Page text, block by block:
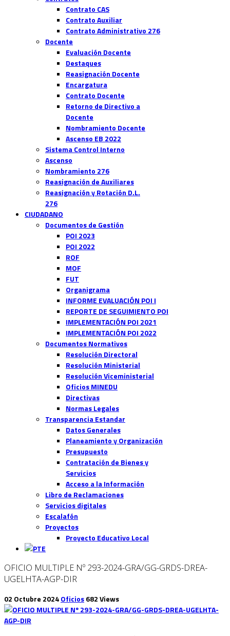
Contrato CAS
Contrato Auxiliar
Contrato Administrativo 276
Docente
Evaluación Docente
Destaques
Reasignación Docente
Encargatura
Contrato Docente
Retorno de Directivo a
Docente
Nombramiento Docente
Ascenso EB 2022
Sistema Control Interno
Ascenso
Nombramiento 276
Reasignación de Auxiliares
Reasignación y Rotación D.L.
276
CIUDADANO
Documentos de Gestión
POI 2023
POI 2022
ROF
MOF
FUT
Organigrama
INFORME EVALUACIÓN POI I
REPORTE DE SEGUIMIENTO POI
IMPLEMENTACIÓN POI 2021
IMPLEMENTACIÓN POI 2022
Documentos Normativos
Resolución Directoral
Resolución Ministerial
Resolución Viceministerial
Oficios MINEDU
Directivas
Normas Legales
Transparencia Estandar
Datos Generales
Planeamiento y Organización
Presupuesto
Contratación de Bienes y
Servicios
Acceso a la Información
Libro de Reclamaciones
Servicios digitales
Escalafón
Proyectos
Proyecto Educativo Local
OFICIO MULTIPLE Nº 293-2024-GRA/GG-GRDS-DREA-
UGELHTA-AGP-DIR
02 Octubre 2024Oficios682 Views